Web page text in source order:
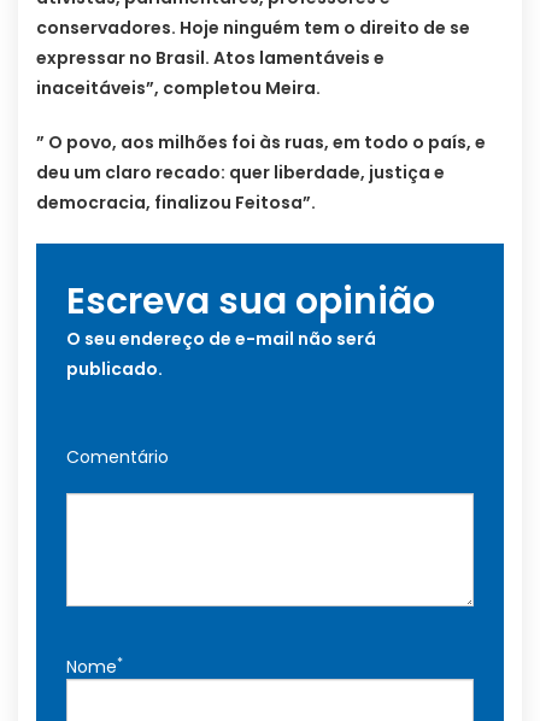
conservadores. Hoje ninguém tem o direito de se
expressar no Brasil. Atos lamentáveis e
inaceitáveis”, completou Meira.
” O povo, aos milhões foi às ruas, em todo o país, e
deu um claro recado: quer liberdade, justiça e
democracia, finalizou Feitosa”.
Escreva sua opinião
O seu endereço de e-mail não será
publicado.
Comentário
Nome*